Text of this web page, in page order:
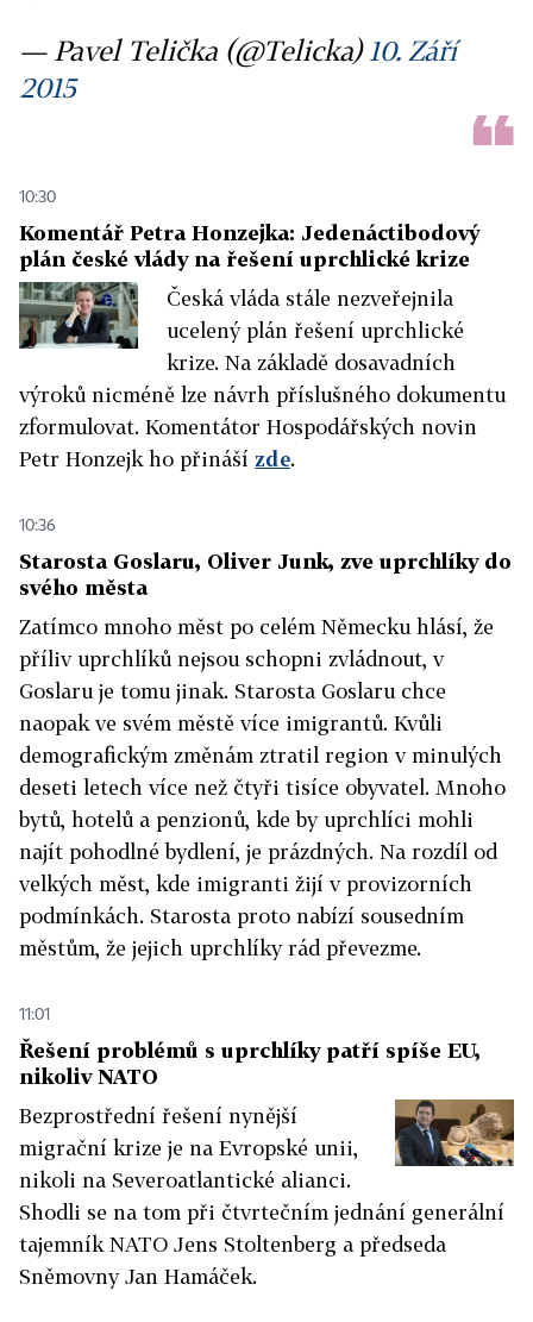
— Pavel Telička (@Telicka) 10. Září
2015
10:30
Komentář Petra Honzejka: Jedenáctibodový
plán české vlády na řešení uprchlické krize
Česká vláda stále nezveřejnila
ucelený plán řešení uprchlické
krize. Na základě dosavadních
výroků nicméně lze návrh příslušného dokumentu
zformulovat. Komentátor Hospodářských novin
Petr Honzejk ho přináší zde.
10:36
Starosta Goslaru, Oliver Junk, zve uprchlíky do
svého města
Zatímco mnoho měst po celém Německu hlásí, že
příliv uprchlíků nejsou schopni zvládnout, v
Goslaru je tomu jinak. Starosta Goslaru chce
naopak ve svém městě více imigrantů. Kvůli
demografickým změnám ztratil region v minulých
deseti letech více než čtyři tisíce obyvatel. Mnoho
bytů, hotelů a penzionů, kde by uprchlíci mohli
najít pohodlné bydlení, je prázdných. Na rozdíl od
velkých měst, kde imigranti žijí v provizorních
podmínkách. Starosta proto nabízí sousedním
městům, že jejich uprchlíky rád převezme.
11:01
Řešení problémů s uprchlíky patří spíše EU,
nikoliv NATO
Bezprostřední řešení nynější
migrační krize je na Evropské unii,
nikoli na Severoatlantické alianci.
Shodli se na tom při čtvrtečním jednání generální
tajemník NATO Jens Stoltenberg a předseda
Sněmovny Jan Hamáček.